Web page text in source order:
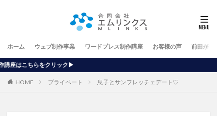
ホーム ウェブ制作事業 ワードプレス制作講座 お客様の声 前田が行
HOME プライベート 息子とサンフレッチェデート♡